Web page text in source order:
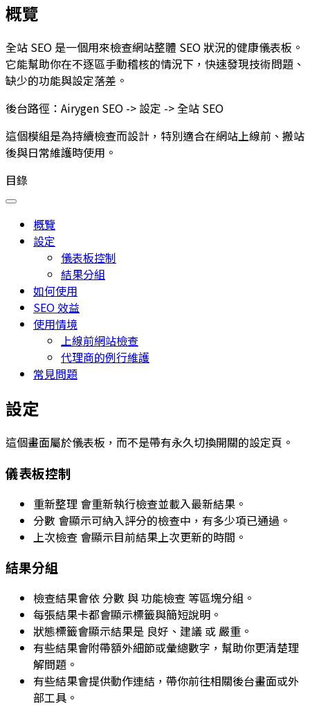
概覽
全站 SEO 是一個用來檢查網站整體 SEO 狀況的健康儀表板。
它能幫助你在不逐區手動稽核的情況下，快速發現技術問題、
缺少的功能與設定落差。
後台路徑： Airygen SEO -> 設定 -> 全站 SEO
這個模組是為持續檢查而設計，特別適合在網站上線前、搬站
後與日常維護時使用。
目錄
概覽
設定
儀表板控制
結果分組
如何使用
SEO 效益
使用情境
上線前網站檢查
代理商的例行維護
常見問題
設定
這個畫面屬於儀表板，而不是帶有永久切換開關的設定頁。
儀表板控制
重新整理 會重新執行檢查並載入最新結果。
分數 會顯示可納入評分的檢查中，有多少項已通過。
上次檢查 會顯示目前結果上次更新的時間。
結果分組
檢查結果會依分數 與功能檢查等區塊分組。
每張結果卡都會顯示標籤與簡短說明。
狀態標籤會顯示結果是 良好 、 建議 或嚴重 。
有些結果會附帶額外細節或彙總數字，幫助你更清楚理
解問題。
有些結果會提供動作連結，帶你前往相關後台畫面或外
部工具。